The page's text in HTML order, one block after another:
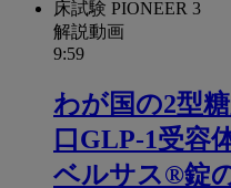
解説動画
9:59
わが国の2型
口GLP-1受容
ベルサス®錠